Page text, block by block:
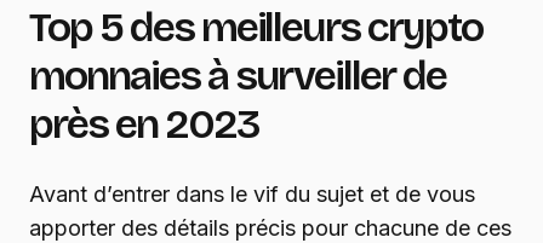
Top 5 des meilleurs crypto
monnaies à surveiller de
près en 2023
Avant d’entrer dans le vif du sujet et de vous
apporter des détails précis pour chacune de ces